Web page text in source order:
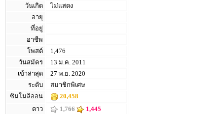
วันเกิด
ไม่แสดง
อายุ
ที่อยู่
อาชีพ
โพสต์
1,476
วันสมัคร
13 ม.ค. 2011
เข้าล่าสุด
27 พ.ย. 2020
ระดับ
สมาชิกพิเศษ
ซิมโมลิออน
20,458
ดาว
1,766 1,445